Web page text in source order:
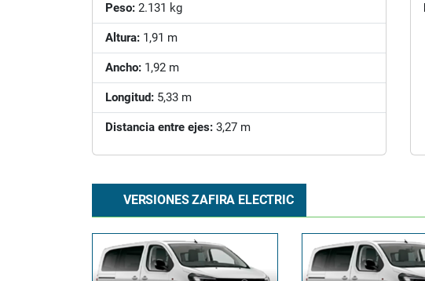
Peso: 2.131 kg
Altura: 1,91 m
Ancho: 1,92 m
Longitud: 5,33 m
Distancia entre ejes: 3,27 m
VERSIONES ZAFIRA ELECTRIC